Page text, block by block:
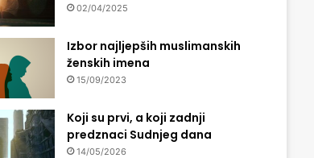
02/04/2025
Izbor najljepših muslimanskih
ženskih imena
15/09/2023
Koji su prvi, a koji zadnji
predznaci Sudnjeg dana
14/05/2026